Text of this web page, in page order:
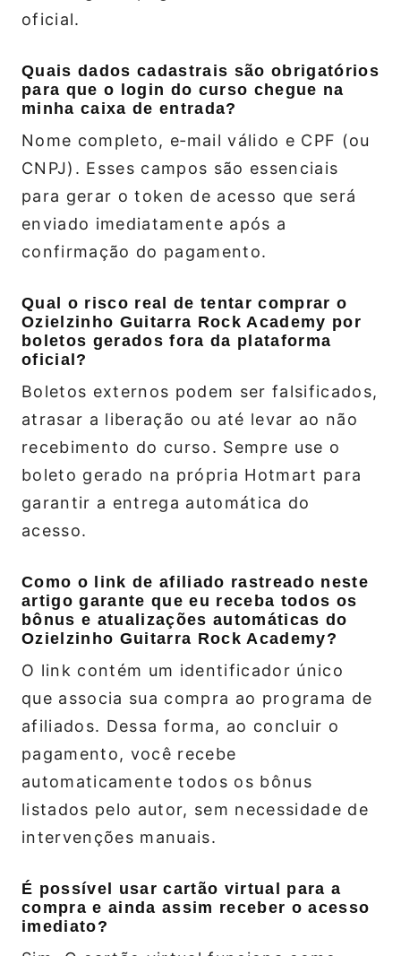
oficial.
Quais dados cadastrais são obrigatórios
para que o login do curso chegue na
minha caixa de entrada?
Nome completo, e‑mail válido e CPF (ou
CNPJ). Esses campos são essenciais
para gerar o token de acesso que será
enviado imediatamente após a
confirmação do pagamento.
Qual o risco real de tentar comprar o
Ozielzinho Guitarra Rock Academy por
boletos gerados fora da plataforma
oficial?
Boletos externos podem ser falsificados,
atrasar a liberação ou até levar ao não
recebimento do curso. Sempre use o
boleto gerado na própria Hotmart para
garantir a entrega automática do
acesso.
Como o link de afiliado rastreado neste
artigo garante que eu receba todos os
bônus e atualizações automáticas do
Ozielzinho Guitarra Rock Academy?
O link contém um identificador único
que associa sua compra ao programa de
afiliados. Dessa forma, ao concluir o
pagamento, você recebe
automaticamente todos os bônus
listados pelo autor, sem necessidade de
intervenções manuais.
É possível usar cartão virtual para a
compra e ainda assim receber o acesso
imediato?